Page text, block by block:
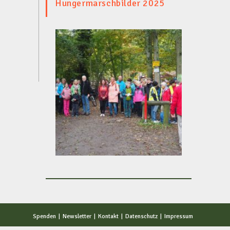
Hungermarschbilder 2025
Spenden Newsletter Kontakt Datenschutz Impressum